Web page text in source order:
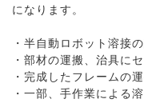
になります。
・半自動ロボット溶接
・部材の運搬、治具に
・完成したフレームの
・一部、手作業による